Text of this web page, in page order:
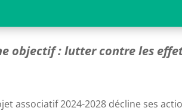
objectif : lutter contre les
associatif 2024-2028 décline ses